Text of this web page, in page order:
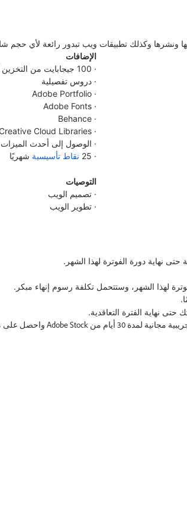
ونشرها وكذلك تطبيقات ويب تبدور رائعة لأي حجم
الإضافات
100 جيجابايت من التخزين السحابي
دروس تفصيلية
Adobe Portfolio
Adobe Fonts
Behance
Creative Cloud Libraries
الوصول إلى أحدث الميزات
25 نقاط تأسيسية شهريًا
التوصيات
تصميم الويب
تطوير الويب